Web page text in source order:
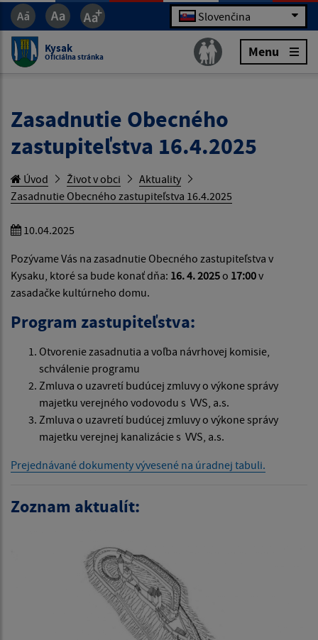
Slovenčina
Kysak
Oficiálna stránka Menu
Zasadnutie Obecného
zastupiteľstva 16.4.2025
Úvod Život v obci
Aktuality
Zasadnutie Obecného zastupiteľstva 16.4.2025
10.04.2025
Pozývame Vás na zasadnutie Obecného zastupiteľstva v
Kysaku, ktoré sa bude konať dňa: 16. 4. 2025o 17:00v
zasadačke kultúrneho domu.
Program zastupiteľstva:
Otvorenie zasadnutia a voľba návrhovej komisie,
schválenie programu
Zmluva o uzavretí budúcej zmluvy o výkone správy
majetku verejného vodovodu s VVS, a.s.
Zmluva o uzavretí budúcej zmluvy o výkone správy
majetku verejnej kanalizácie s VVS, a.s.
Prejednávané dokumenty vývesené na úradnej tabuli.
Zoznam aktualít: